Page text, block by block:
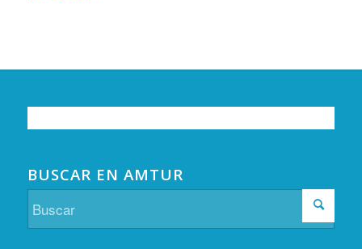
BUSCAR EN AMTUR